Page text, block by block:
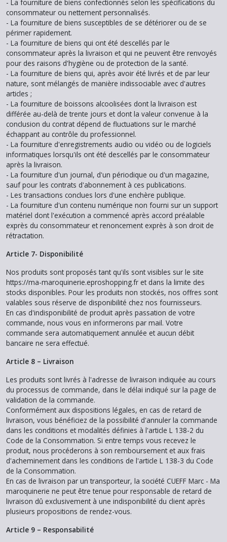
- La fourniture de biens confectionnés selon les spécifications du
consommateur ou nettement personnalisés.
- La fourniture de biens susceptibles de se détériorer ou de se
périmer rapidement.
- La fourniture de biens qui ont été descellés par le
consommateur après la livraison et qui ne peuvent être renvoyés
pour des raisons d'hygiène ou de protection de la santé.
- La fourniture de biens qui, après avoir été livrés et de par leur
nature, sont mélangés de manière indissociable avec d'autres
articles ;
- La fourniture de boissons alcoolisées dont la livraison est
différée au-delà de trente jours et dont la valeur convenue à la
conclusion du contrat dépend de fluctuations sur le marché
échappant au contrôle du professionnel.
- La fourniture d'enregistrements audio ou vidéo ou de logiciels
informatiques lorsqu'ils ont été descellés par le consommateur
après la livraison.
- La fourniture d'un journal, d'un périodique ou d'un magazine,
sauf pour les contrats d'abonnement à ces publications.
- Les transactions conclues lors d'une enchère publique.
- La fourniture d'un contenu numérique non fourni sur un support
matériel dont l'exécution a commencé après accord préalable
exprès du consommateur et renoncement exprès à son droit de
rétractation.
Article 7- Disponibilité
Nos produits sont proposés tant qu'ils sont visibles sur le site
https://ma-maroquinerie.eproshopping.fr et dans la limite des
stocks disponibles. Pour les produits non stockés, nos offres sont
valables sous réserve de disponibilité chez nos fournisseurs.
En cas d'indisponibilité de produit après passation de votre
commande, nous vous en informerons par mail. Votre
commande sera automatiquement annulée et aucun débit
bancaire ne sera effectué.
Article 8 – Livraison
Les produits sont livrés à l'adresse de livraison indiquée au cours
du processus de commande, dans le délai indiqué sur la page de
validation de la commande.
Conformément aux dispositions légales, en cas de retard de
livraison, vous bénéficiez de la possibilité d'annuler la commande
dans les conditions et modalités définies à l'article L 138-2 du
Code de la Consommation. Si entre temps vous recevez le
produit, nous procéderons à son remboursement et aux frais
d'acheminement dans les conditions de l'article L 138-3 du Code
de la Consommation.
En cas de livraison par un transporteur, la société CUEFF Marc - Ma
maroquinerie ne peut être tenue pour responsable de retard de
livraison dû exclusivement à une indisponibilité du client après
plusieurs propositions de rendez-vous.
Article 9 – Responsabilité